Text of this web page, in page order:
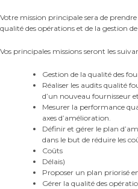
Votre mission principale sera de
qualité des opérations et de la gestion
Vos principales missions seront les
Gestion de la qualité des
Réaliser les audits qualité
d’un nouveau fournisseur
Mesurer la performance
axes d’amélioration.
Définir et gérer le plan
dans le but de réduire les
Coûts
Délais)
Proposer un plan priorisé
Gérer la qualité des